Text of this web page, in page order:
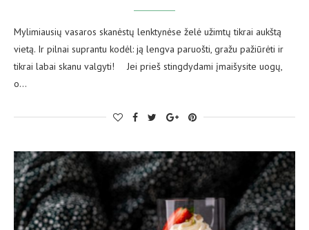
Mylimiausių vasaros skanėstų lenktynėse želė užimtų tikrai aukštą
vietą. Ir pilnai suprantu kodėl: ją lengva paruošti, gražu pažiūrėti ir
tikrai labai skanu valgyti! ⠀ Jei prieš stingdydami įmaišysite uogų,
o…